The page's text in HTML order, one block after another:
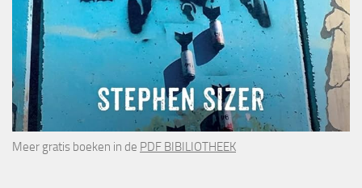
Meer gratis boeken in de PDF BIBILIOTHEEK